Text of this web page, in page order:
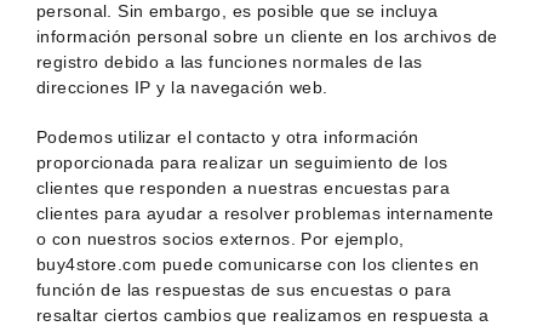
personal. Sin embargo, es posible que se incluya
información personal sobre un cliente en los archivos de
registro debido a las funciones normales de las
direcciones IP y la navegación web.
Podemos utilizar el contacto y otra información
proporcionada para realizar un seguimiento de los
clientes que responden a nuestras encuestas para
clientes para ayudar a resolver problemas internamente
o con nuestros socios externos. Por ejemplo,
buy4store.com puede comunicarse con los clientes en
función de las respuestas de sus encuestas o para
resaltar ciertos cambios que realizamos en respuesta a